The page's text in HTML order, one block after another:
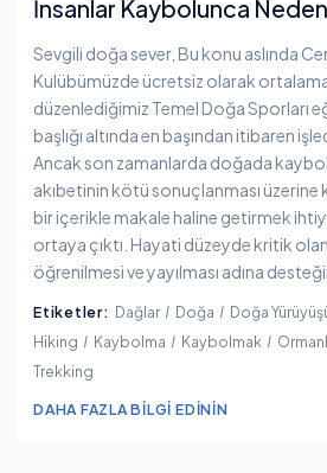
İnsanlar Kaybolunca
Sevgili doğa sever, Bu konu aslında
Kulübümüzde ücretsiz olarak
düzenlediğimiz Temel Doğa Sporları
başlığı altında en başından itibaren
Ancak son zamanlarda doğada
akıbetinin kötü sonuçlanması üzerine
bir içerikle makale haline getirmek
ortaya çıktı. Hayati düzeyde kritik
öğrenilmesi ve yayılması adına
Etiketler: Dağlar Doğa Doğa
Hiking
Kaybolma Kaybolmak
Trekking
DAHA FAZLA BILGI EDININ